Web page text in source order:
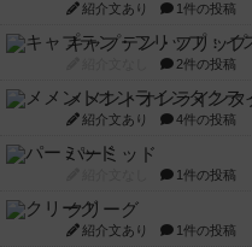
紹介文あり 1件の投稿
キャプテン・フリッ
2件の投稿
メメントオンラインタ
紹介文あり 4件の投稿
パーミッド
1件の投稿
クリーグ
紹介文あり 1件の投稿